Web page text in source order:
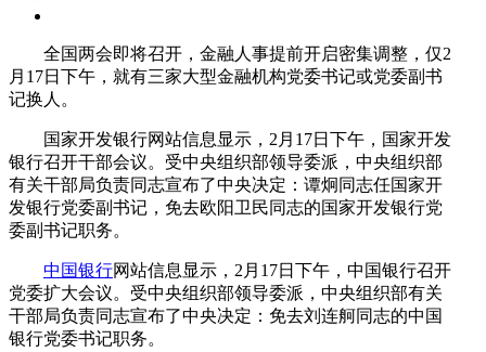
全国两会即将召开，金融人事提前开启密集调整，仅2
月17日下午，就有三家大型金融机构党委书记或党委副书
记换人。
国家开发银行网站信息显示，2月17日下午，国家开发
银行召开干部会议。受中央组织部领导委派，中央组织部
有关干部局负责同志宣布了中央决定：谭炯同志任国家开
发银行党委副书记，免去欧阳卫民同志的国家开发银行党
委副书记职务。
中国银行网站信息显示，2月17日下午，中国银行召开
党委扩大会议。受中央组织部领导委派，中央组织部有关
干部局负责同志宣布了中央决定：免去刘连舸同志的中国
银行党委书记职务。